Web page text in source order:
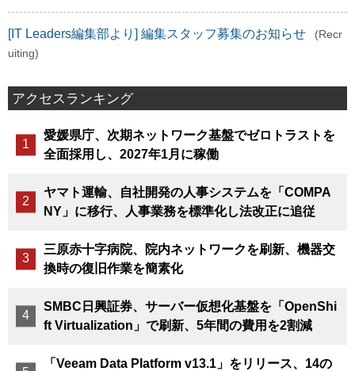
[IT Leaders編集部より] 編集スタッフ募集のお知らせ
(Recr
uiting)
アクセスランキング
愛媛県庁、次期ネットワーク基盤でゼロトラストを
全面採用し、2027年1月に稼働
ヤマト運輸、自社開発の人事システムを「COMPA
NY」に移行、人事業務を標準化し法改正に追従
三原赤十字病院、院内ネットワークを刷新、機器交
換時の復旧作業を簡素化
SMBC日興証券、サーバー仮想化基盤を「OpenShi
ft Virtualization」で刷新、5年間の費用を2割減
「Veeam Data Platform v13.1」をリリース、14の